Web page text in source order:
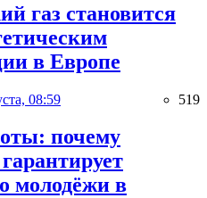
газ становится
в Европе
08:59 519
почему
молодёжи в